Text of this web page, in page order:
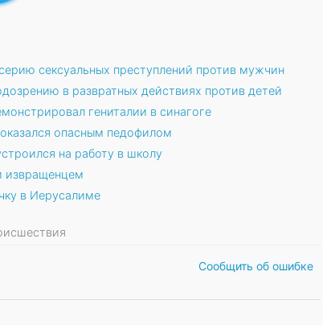
сексуальных преступлений против мужчин
в развратных действиях против детей
гениталии в синагоге
опасным педофилом
на работу в школу
извращенцем
в Иерусалиме
Сообщить об ошибке